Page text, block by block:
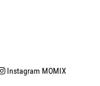
Instagram MOMIX